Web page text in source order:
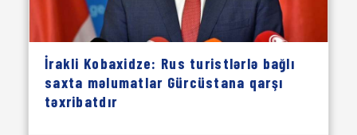
İrakli Kobaxidze: Rus turistlərlə bağlı
saxta məlumatlar Gürcüstana qarşı
təxribatdır